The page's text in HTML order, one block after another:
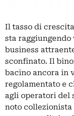
Il tasso di
sta
business
sconfinato. Il
bacino ancora in
regolamentato e
agli operatori del
noto